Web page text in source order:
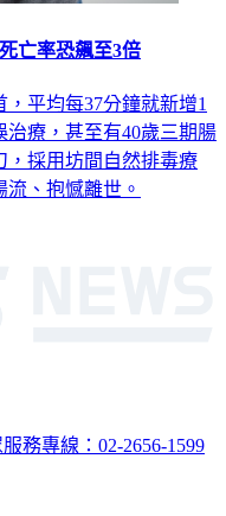
亡率恐飆至3倍
平均每37分鐘就新增1
療，甚至有40歲三期腸
，採用坊間自然排毒療
、抱憾離世。
務專線：02-2656-1599